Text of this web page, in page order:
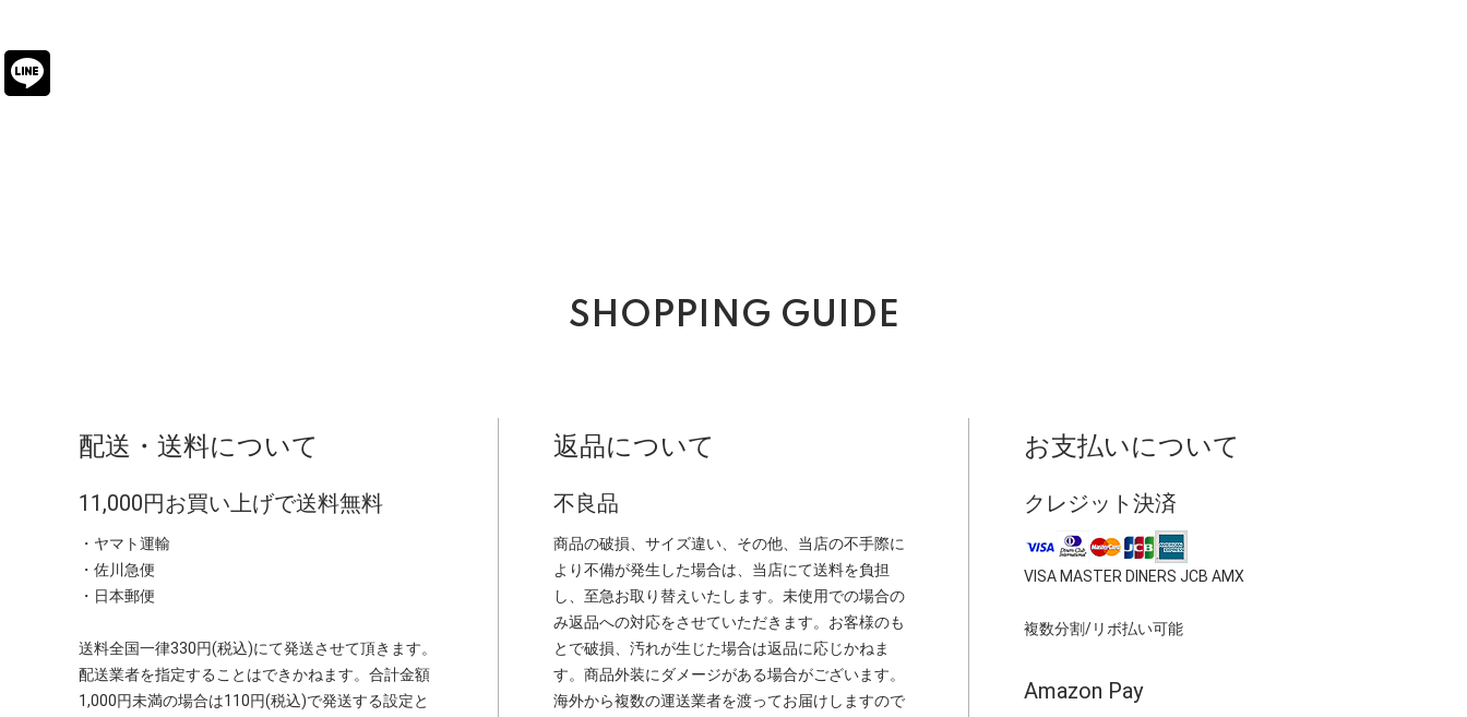
SHOPPING GUIDE
配送・送料について
11,000円お買い上げで送料無料
・ヤマト運輸
・佐川急便
・日本郵便
送料全国一律330円(税込)にて発送させて頂きます。
配送業者を指定することはできかねます。合計金額
1,000円未満の場合は110円(税込)で発送する設定と
返品について
不良品
商品の破損、サイズ違い、その他、当店の不手際に
より不備が発生した場合は、当店にて送料を負担
し、至急お取り替えいたします。未使用での場合の
み返品への対応をさせていただきます。お客様のも
とで破損、汚れが生じた場合は返品に応じかねま
す。商品外装にダメージがある場合がございます。
海外から複数の運送業者を渡ってお届けしますので
お支払いについて
クレジット決済
VISA MASTER DINERS JCB AMX
複数分割/リボ払い可能
Amazon Pay